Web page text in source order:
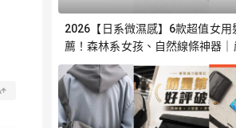
2026【日系微濕感】6款超值女用
薦！森林系女孩、自然線條神器｜